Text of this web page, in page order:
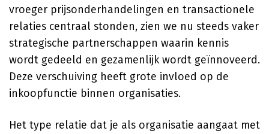
vroeger prijsonderhandelingen en transactionele
relaties centraal stonden, zien we nu steeds vaker
strategische partnerschappen waarin kennis
wordt gedeeld en gezamenlijk wordt geïnnoveerd.
Deze verschuiving heeft grote invloed op de
inkoopfunctie binnen organisaties.
Het type relatie dat je als organisatie aangaat met